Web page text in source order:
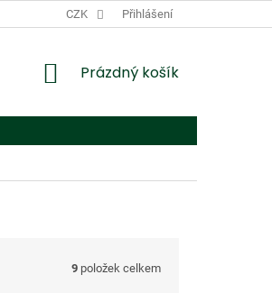
NÁHRADNÍ PLNĚNÍ
CZK Přihlášení
NÁKUPNÍ
Prázdný košík
9 položek celkem